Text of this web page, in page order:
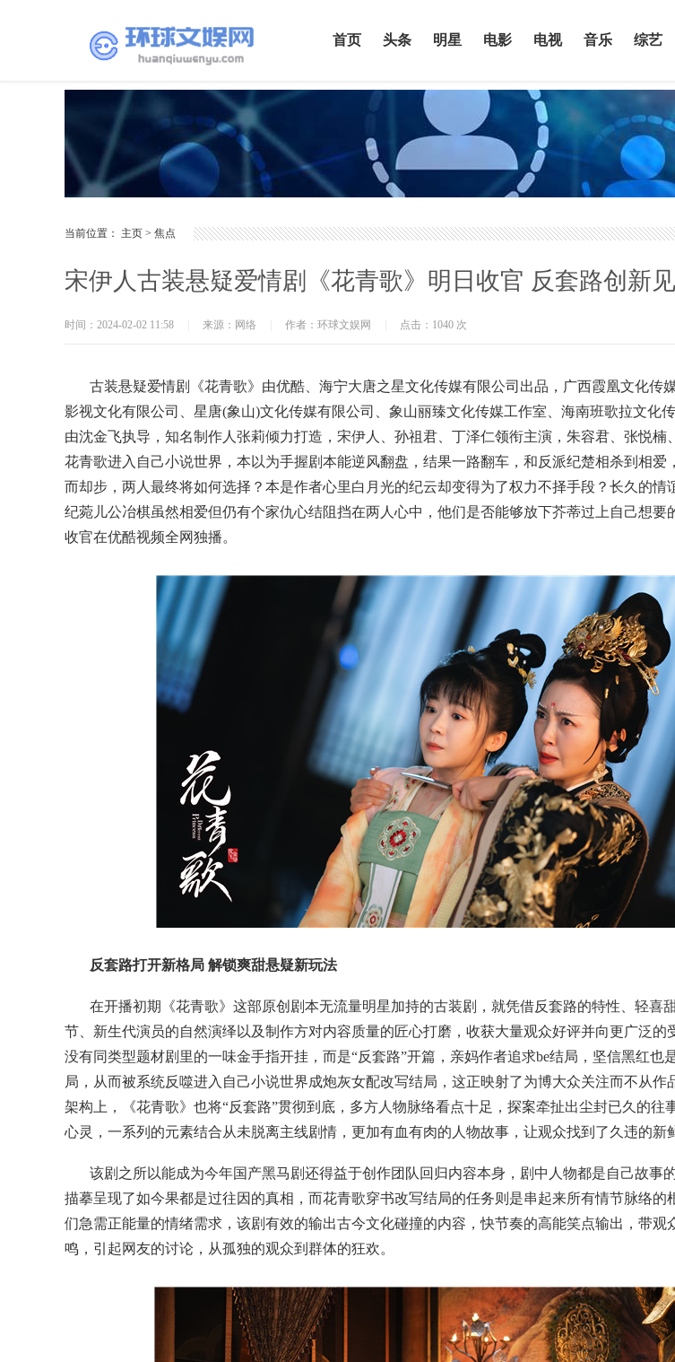
首页 头条 明星 电影 电视 音乐 综艺
当前位置： 主页 > 焦点
宋伊人古装悬疑爱情剧《花青歌》明日收官 反套路创新
时间：2024-02-02 11:58 来源：网络 作者：环球文娱网 点击： 1040 次
古装悬疑爱情剧《花青歌》由优酷、海宁大唐之星文化传媒有限公司出品，广西霞凰文化传
影视文化有限公司、星唐(象山)文化传媒有限公司、象山丽臻文化传媒工作室、海南班歌拉文化
由沈金飞执导，知名制作人张莉倾力打造，宋伊人、孙祖君、丁泽仁领衔主演，朱容君、张悦楠
花青歌进入自己小说世界，本以为手握剧本能逆风翻盘，结果一路翻车，和反派纪楚相杀到相爱
而却步，两人最终将如何选择？本是作者心里白月光的纪云却变得为了权力不择手段？长久的情
纪菀儿公冶棋虽然相爱但仍有个家仇心结阻挡在两人心中，他们是否能够放下芥蒂过上自己想要
收官在优酷视频全网独播。
反套路打开新格局 解锁爽甜悬疑新玩法
在开播初期《花青歌》这部原创剧本无流量明星加持的古装剧，就凭借反套路的特性、轻喜
节、新生代演员的自然演绎以及制作方对内容质量的匠心打磨，收获大量观众好评并向更广泛的
没有同类型题材剧里的一味金手指开挂，而是“反套路”开篇，亲妈作者追求be结局，坚信黑红也
局，从而被系统反噬进入自己小说世界成炮灰女配改写结局，这正映射了为博大众关注而不从作
架构上，《花青歌》也将“反套路”贯彻到底，多方人物脉络看点十足，探案牵扯出尘封已久的往
心灵，一系列的元素结合从未脱离主线剧情，更加有血有肉的人物故事，让观众找到了久违的新
该剧之所以能成为今年国产黑马剧还得益于创作团队回归内容本身，剧中人物都是自己故事
描摹呈现了如今果都是过往因的真相，而花青歌穿书改写结局的任务则是串起来所有情节脉络的
们急需正能量的情绪需求，该剧有效的输出古今文化碰撞的内容，快节奏的高能笑点输出，带观
鸣，引起网友的讨论，从孤独的观众到群体的狂欢。